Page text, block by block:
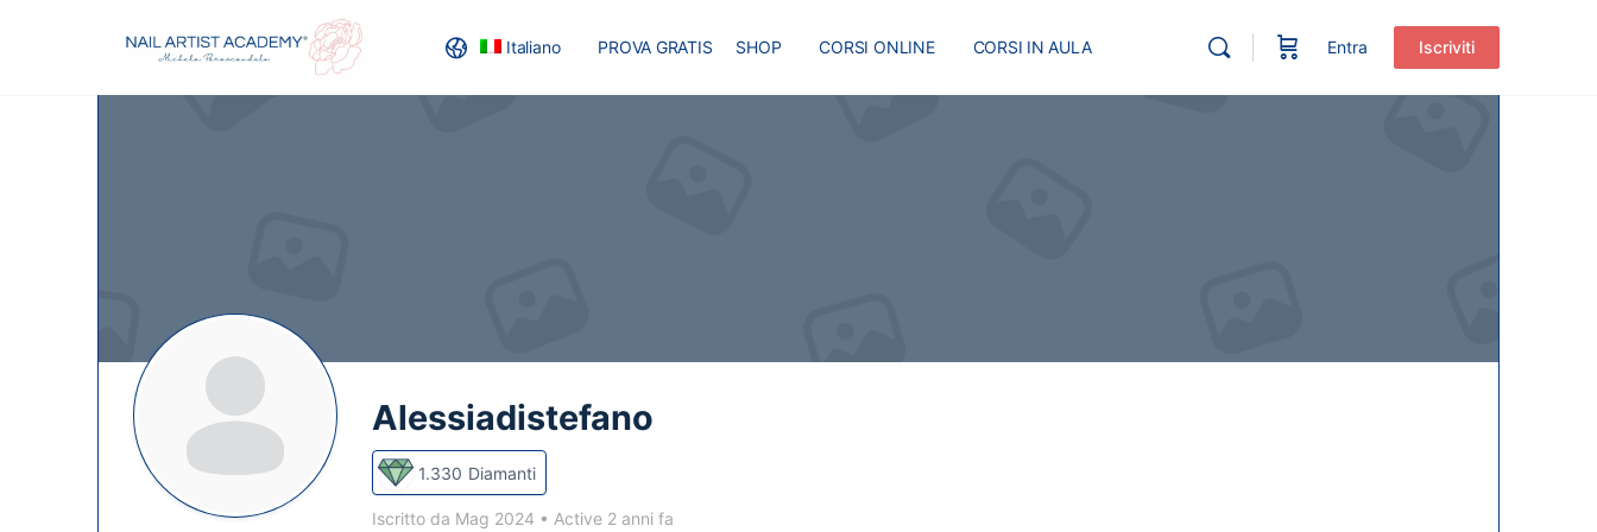
Italiano PROVA GRATIS SHOP CORSI ONLINE CORSI IN AULA Entra Iscriviti
Alessiadistefano
1.330 Diamanti
Iscritto da Mag 2024 • Active 2 anni fa